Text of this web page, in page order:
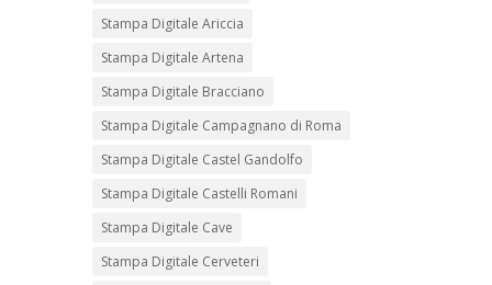
Stampa Digitale Ariccia
Stampa Digitale Artena
Stampa Digitale Bracciano
Stampa Digitale Campagnano di Roma
Stampa Digitale Castel Gandolfo
Stampa Digitale Castelli Romani
Stampa Digitale Cave
Stampa Digitale Cerveteri